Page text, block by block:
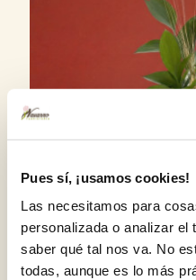
Pues sí, ¡usamos cookies!
Las necesitamos para
personalizada o analizar el
saber qué tal nos va. No
todas, aunque es lo más